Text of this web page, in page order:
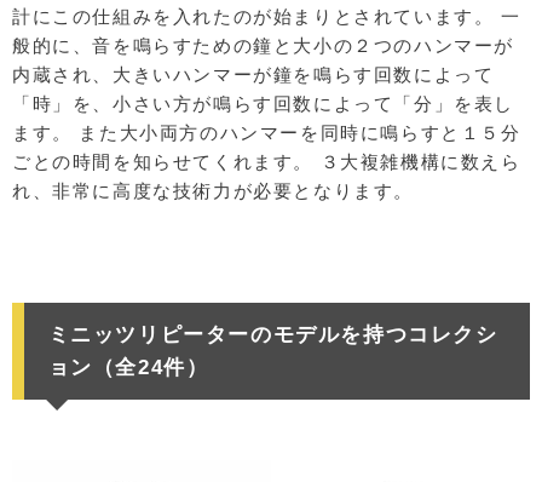
計にこの仕組みを入れたのが始まりとされています。 一
般的に、音を鳴らすための鐘と大小の２つのハンマーが
内蔵され、大きいハンマーが鐘を鳴らす回数によって
「時」を、小さい方が鳴らす回数によって「分」を表し
ます。 また大小両方のハンマーを同時に鳴らすと１５分
ごとの時間を知らせてくれます。 ３大複雑機構に数えら
れ、非常に高度な技術力が必要となります。
ミニッツリピーターのモデルを持つコレクシ
ョン（全24件）